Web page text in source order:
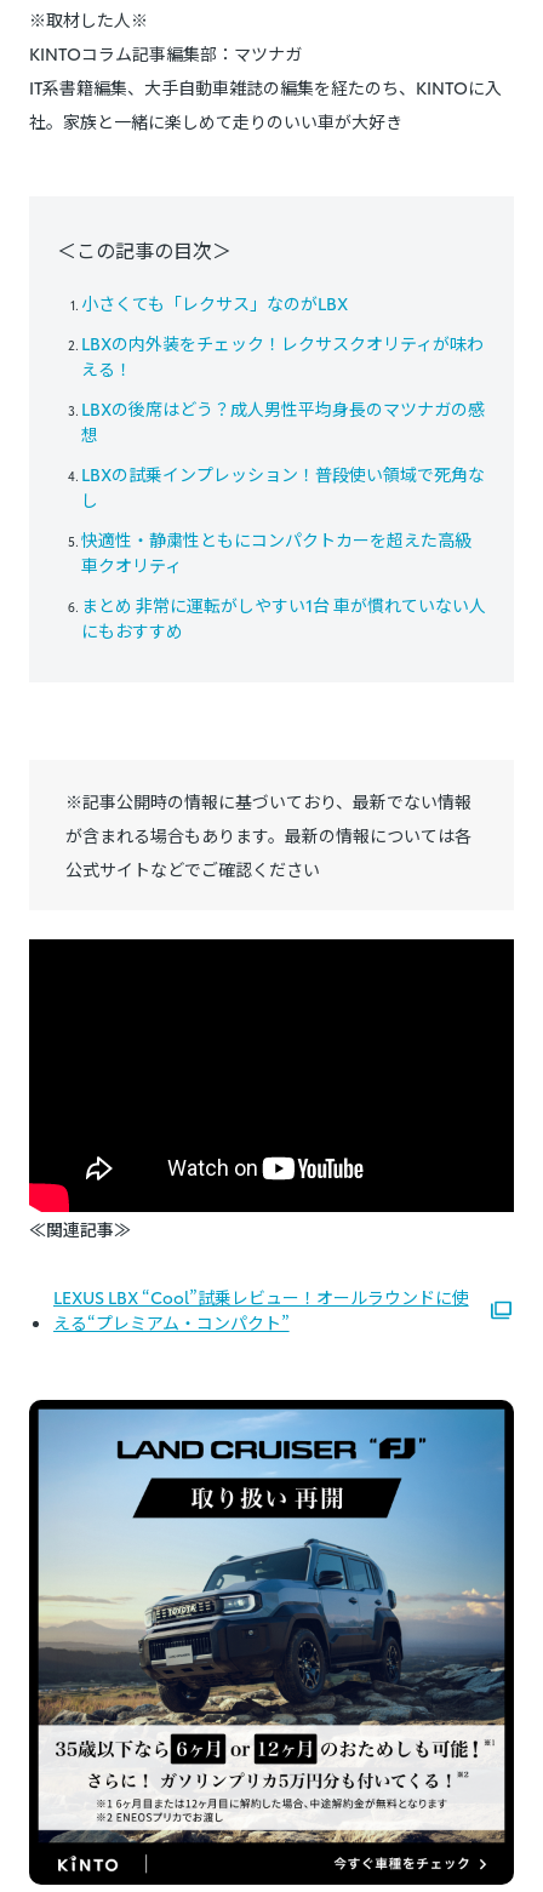
※取材した人※
KINTOコラム記事編集部：マツナガ
IT系書籍編集、大手自動車雑誌の編集を経たのち、KINTOに入
社。家族と一緒に楽しめて走りのいい車が大好き
＜この記事の目次＞
小さくても「レクサス」なのがLBX
LBXの内外装をチェック！レクサスクオリティが味わ
える！
LBXの後席はどう？成人男性平均身長のマツナガの感
想
LBXの試乗インプレッション！普段使い領域で死角な
し
快適性・静粛性ともにコンパクトカーを超えた高級
車クオリティ
まとめ 非常に運転がしやすい1台 車が慣れていない人
にもおすすめ
※記事公開時の情報に基づいており、最新でない情報
が含まれる場合もあります。最新の情報については各
公式サイトなどでご確認ください
≪関連記事≫
LEXUS LBX “Cool”試乗レビュー！オールラウンドに使
える“プレミアム・コンパクト”